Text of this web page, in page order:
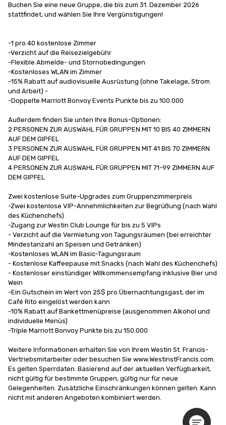
Buchen Sie eine neue Gruppe, die bis zum 31. Dezember 2026
stattfindet, und wählen Sie Ihre Vergünstigungen!
-1 pro 40 kostenlose Zimmer
-Verzicht auf die Reisezielgebühr
-Flexible Abmelde- und Stornobedingungen
-Kostenloses WLAN im Zimmer
-15% Rabatt auf audiovisuelle Ausrüstung (ohne Takelage, Strom
und Arbeit) -
-Doppelte Marriott Bonvoy Events Punkte bis zu 100.000
Außerdem finden Sie unten Ihre Bonus-Optionen:
2 PERSONEN ZUR AUSWAHL FÜR GRUPPEN MIT 10 BIS 40 ZIMMERN
AUF DEM GIPFEL
3 PERSONEN ZUR AUSWAHL FÜR GRUPPEN MIT 41 BIS 70 ZIMMERN
AUF DEM GIPFEL
4 PERSONEN ZUR AUSWAHL FÜR GRUPPEN MIT 71-99 ZIMMERN AUF
DEM GIPFEL
Zwei kostenlose Suite-Upgrades zum Gruppenzimmerpreis
-Zwei kostenlose VIP-Annehmlichkeiten zur Begrüßung (nach Wahl
des Küchenchefs)
-Zugang zur Westin Club Lounge für bis zu 5 VIPs
- Verzicht auf die Vermietung von Tagungsräumen (bei erreichter
Mindestanzahl an Speisen und Getränken)
-Kostenloses WLAN im Basic-Tagungsraum
- Kostenlose Kaffeepause mit Snacks (nach Wahl des Küchenchefs)
- Kostenloser einstündiger Willkommensempfang inklusive Bier und
Wein
-Ein Gutschein im Wert von 25$ pro Übernachtungsgast, der im
Café Rito eingelöst werden kann
-10% Rabatt auf Bankettmenüpreise (ausgenommen Alkohol und
individuelle Menüs)
-Triple Marriott Bonvoy Punkte bis zu 150.000
Weitere Informationen erhalten Sie von Ihrem Westin St. Francis-
Vertriebsmitarbeiter oder besuchen Sie www.WestinstFrancis.com.
Es gelten Sperrdaten. Basierend auf der aktuellen Verfügbarkeit,
nicht gültig für bestimmte Gruppen, gültig nur für neue
Gelegenheiten. Zusätzliche Einschränkungen können gelten. Kann
nicht mit anderen Angeboten kombiniert werden.